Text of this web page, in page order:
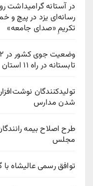
در آستانه گرامیداشت
رسانه‌ای یزد در پیچ‌ و
تکریمِ «صدای جامعه»
تابستانه در راه ۱۱ استان
تولیدکنندگان
شدن مدارس
طرح اصلاح بیمه
مجلس
توافق رسمی عالیشاه